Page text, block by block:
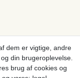
dem er vigtige, andre
din brugeroplevelse.
brug af cookies og